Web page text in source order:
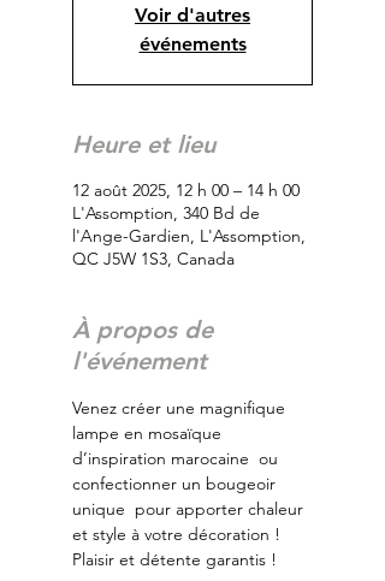
Voir d'autres
événements
Heure et lieu
12 août 2025, 12 h 00 – 14 h 00
L'Assomption, 340 Bd de
l'Ange-Gardien, L'Assomption,
QC J5W 1S3, Canada
À propos de
l'événement
Venez créer une magnifique
lampe en mosaïque
d’inspiration marocaine  ou
confectionner un bougeoir
unique  pour apporter chaleur
et style à votre décoration !
Plaisir et détente garantis !